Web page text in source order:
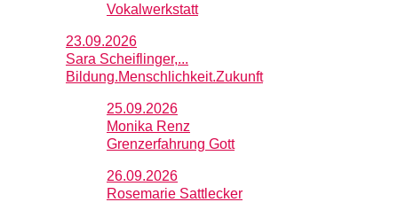
Vokalwerkstatt
23.09.2026
Sara Scheiflinger,...
Bildung.Menschlichkeit.Zukunft
25.09.2026
Monika Renz
Grenzerfahrung Gott
26.09.2026
Rosemarie Sattlecker